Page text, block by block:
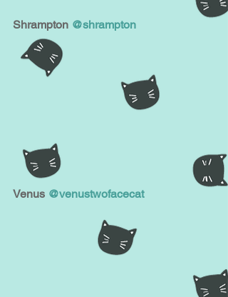
Shrampton @shrampton
Venus @venustwofacecat